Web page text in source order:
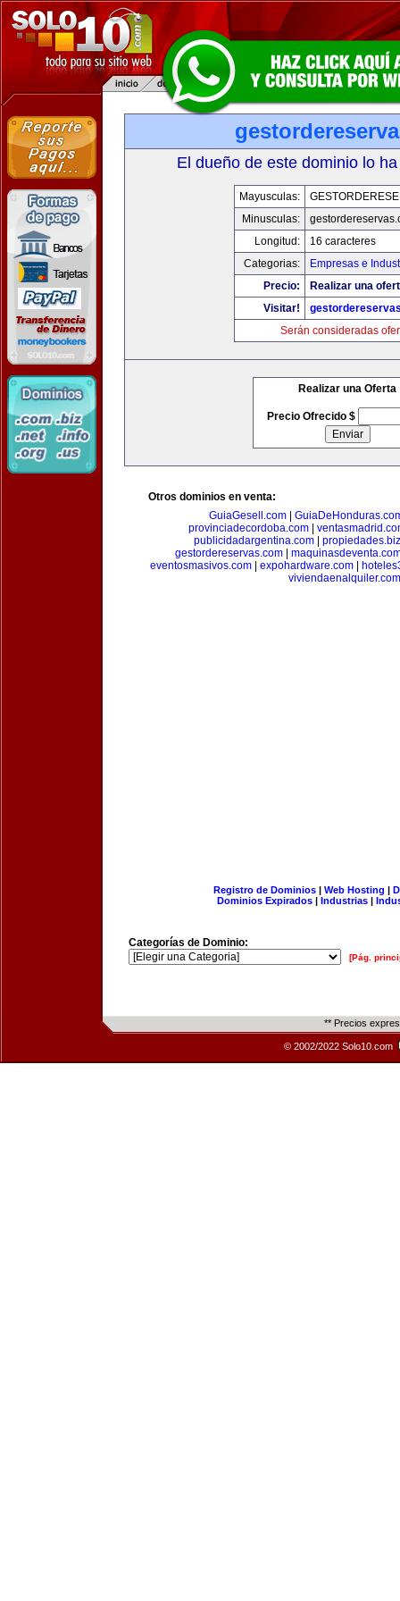
El dueño de este dominio lo
Mayusculas:
Minusculas:
Longitud:
16 caracteres
Categorias:
Empresas e
Precio:
Realizar una
Visitar!
Serán consideradas
Realizar una Oferta
Precio Ofrecido $
Otros dominios en venta:
GuiaGesell.com
provinciadecordoba.com
publicidadargentina.com| propiedades.biz
gestordereservas.com|
eventosmasivos.com
expohardware.com
viviendaenalquiler.com
Registro de Dominios| Web Hosting |
Dominios Expirados | Industrias |
Categorías de Dominio:
[Pág.
** Precios
© 2002/2022 Solo10.com